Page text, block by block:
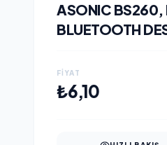
ASONIC BS260,
BLUETOOTH
180KG A KADAR
FIYAT
₺6,10